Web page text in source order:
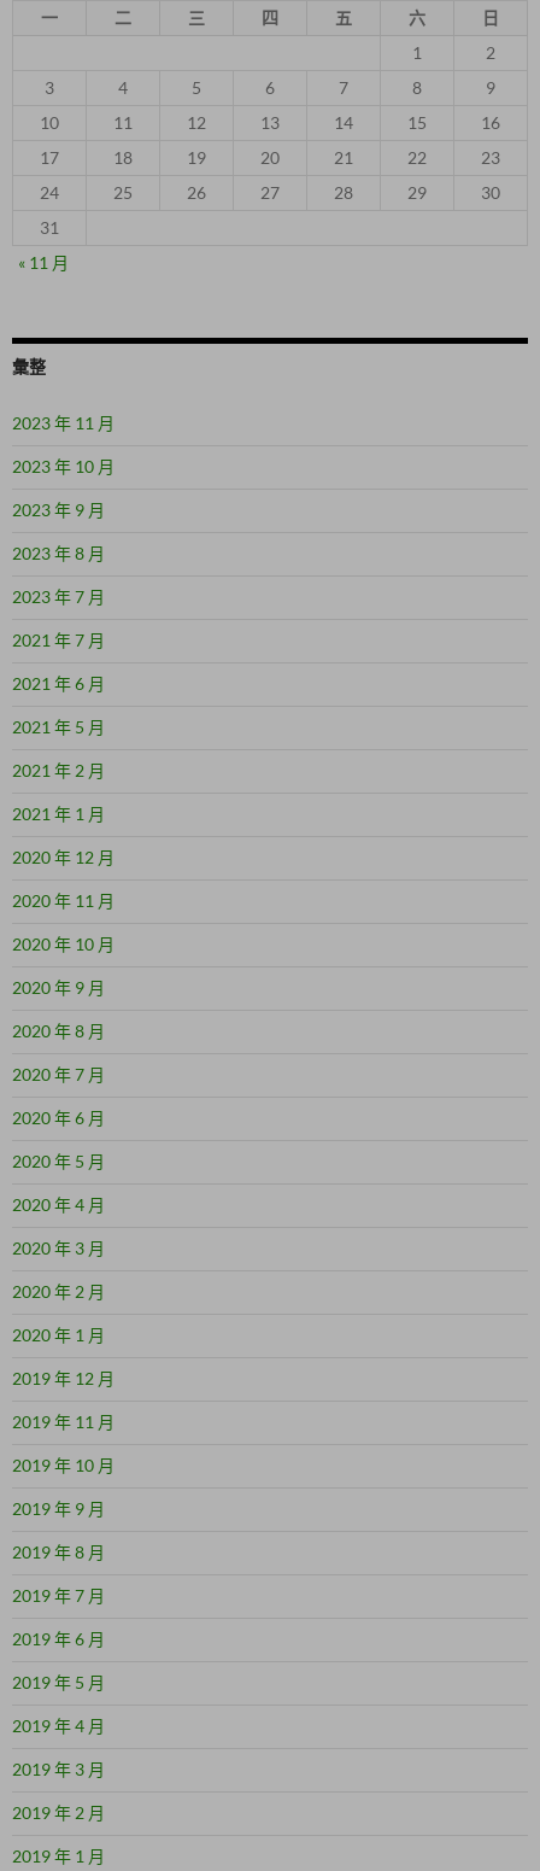
一 二 三 四 五 六
日
1
2
3
4 5 6 7 8
9
10
11 12 13 14 15
16
17
18 19 20 21 22
23
24
25 26 27 28 29
30
31
« 11 月
彙整
2023 年 11 月
2023 年 10 月
2023 年 9 月
2023 年 8 月
2023 年 7 月
2021 年 7 月
2021 年 6 月
2021 年 5 月
2021 年 2 月
2021 年 1 月
2020 年 12 月
2020 年 11 月
2020 年 10 月
2020 年 9 月
2020 年 8 月
2020 年 7 月
2020 年 6 月
2020 年 5 月
2020 年 4 月
2020 年 3 月
2020 年 2 月
2020 年 1 月
2019 年 12 月
2019 年 11 月
2019 年 10 月
2019 年 9 月
2019 年 8 月
2019 年 7 月
2019 年 6 月
2019 年 5 月
2019 年 4 月
2019 年 3 月
2019 年 2 月
2019 年 1 月